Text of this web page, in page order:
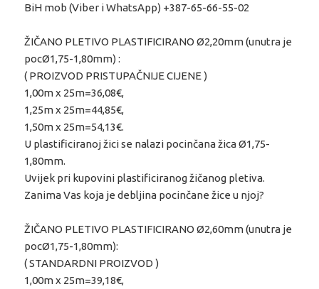
BiH mob (Viber i WhatsApp) +387-65-66-55-02
ŽIČANO PLETIVO PLASTIFICIRANO Ø2,20mm (unutra je
pocØ1,75-1,80mm) :
( PROIZVOD PRISTUPAČNIJE CIJENE )
1,00m x 25m=36,08€,
1,25m x 25m=44,85€,
1,50m x 25m=54,13€.
U plastificiranoj žici se nalazi pocinčana žica Ø1,75-
1,80mm.
Uvijek pri kupovini plastificiranog žičanog pletiva.
Zanima Vas koja je debljina pocinčane žice u njoj?
ŽIČANO PLETIVO PLASTIFICIRANO Ø2,60mm (unutra je
pocØ1,75-1,80mm):
( STANDARDNI PROIZVOD )
1,00m x 25m=39,18€,